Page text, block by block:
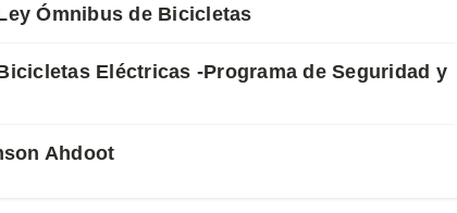
Ómnibus de Bicicletas
Eléctricas -Programa de Seguridad y
Ahdoot